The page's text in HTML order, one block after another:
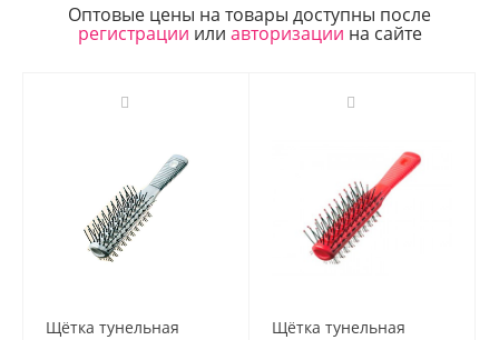
Оптовые цены на товары доступны после
регистрации или авторизации на сайте
Щётка тунельная
Щётка тунельная